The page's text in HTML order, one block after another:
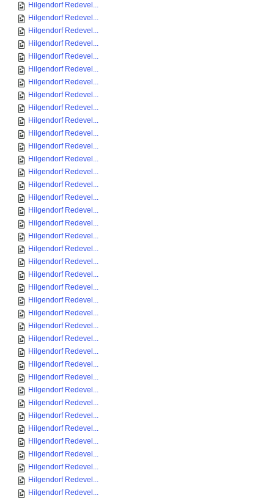
Hilgendorf Redevel...
Hilgendorf Redevel...
Hilgendorf Redevel...
Hilgendorf Redevel...
Hilgendorf Redevel...
Hilgendorf Redevel...
Hilgendorf Redevel...
Hilgendorf Redevel...
Hilgendorf Redevel...
Hilgendorf Redevel...
Hilgendorf Redevel...
Hilgendorf Redevel...
Hilgendorf Redevel...
Hilgendorf Redevel...
Hilgendorf Redevel...
Hilgendorf Redevel...
Hilgendorf Redevel...
Hilgendorf Redevel...
Hilgendorf Redevel...
Hilgendorf Redevel...
Hilgendorf Redevel...
Hilgendorf Redevel...
Hilgendorf Redevel...
Hilgendorf Redevel...
Hilgendorf Redevel...
Hilgendorf Redevel...
Hilgendorf Redevel...
Hilgendorf Redevel...
Hilgendorf Redevel...
Hilgendorf Redevel...
Hilgendorf Redevel...
Hilgendorf Redevel...
Hilgendorf Redevel...
Hilgendorf Redevel...
Hilgendorf Redevel...
Hilgendorf Redevel...
Hilgendorf Redevel...
Hilgendorf Redevel...
Hilgendorf Redevel...